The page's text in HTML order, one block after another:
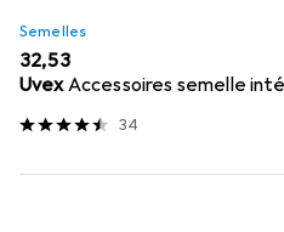
Semelles
EUR
32,53
UvexAccessoires semelle
34